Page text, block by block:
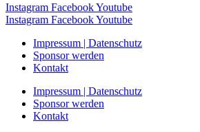
Instagram FacebookYoutube
Instagram FacebookYoutube
Impressum | Datenschutz
Sponsor werden
Kontakt
Impressum | Datenschutz
Sponsor werden
Kontakt